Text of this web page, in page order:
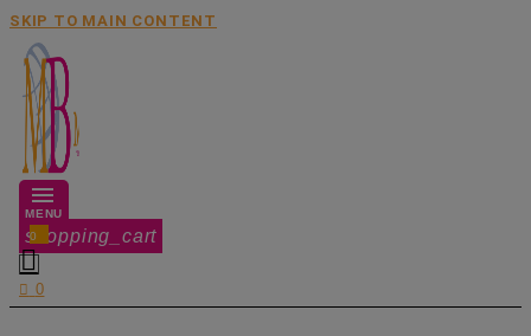
SKIP TO MAIN CONTENT
MENU
shopping_cart
0

 0